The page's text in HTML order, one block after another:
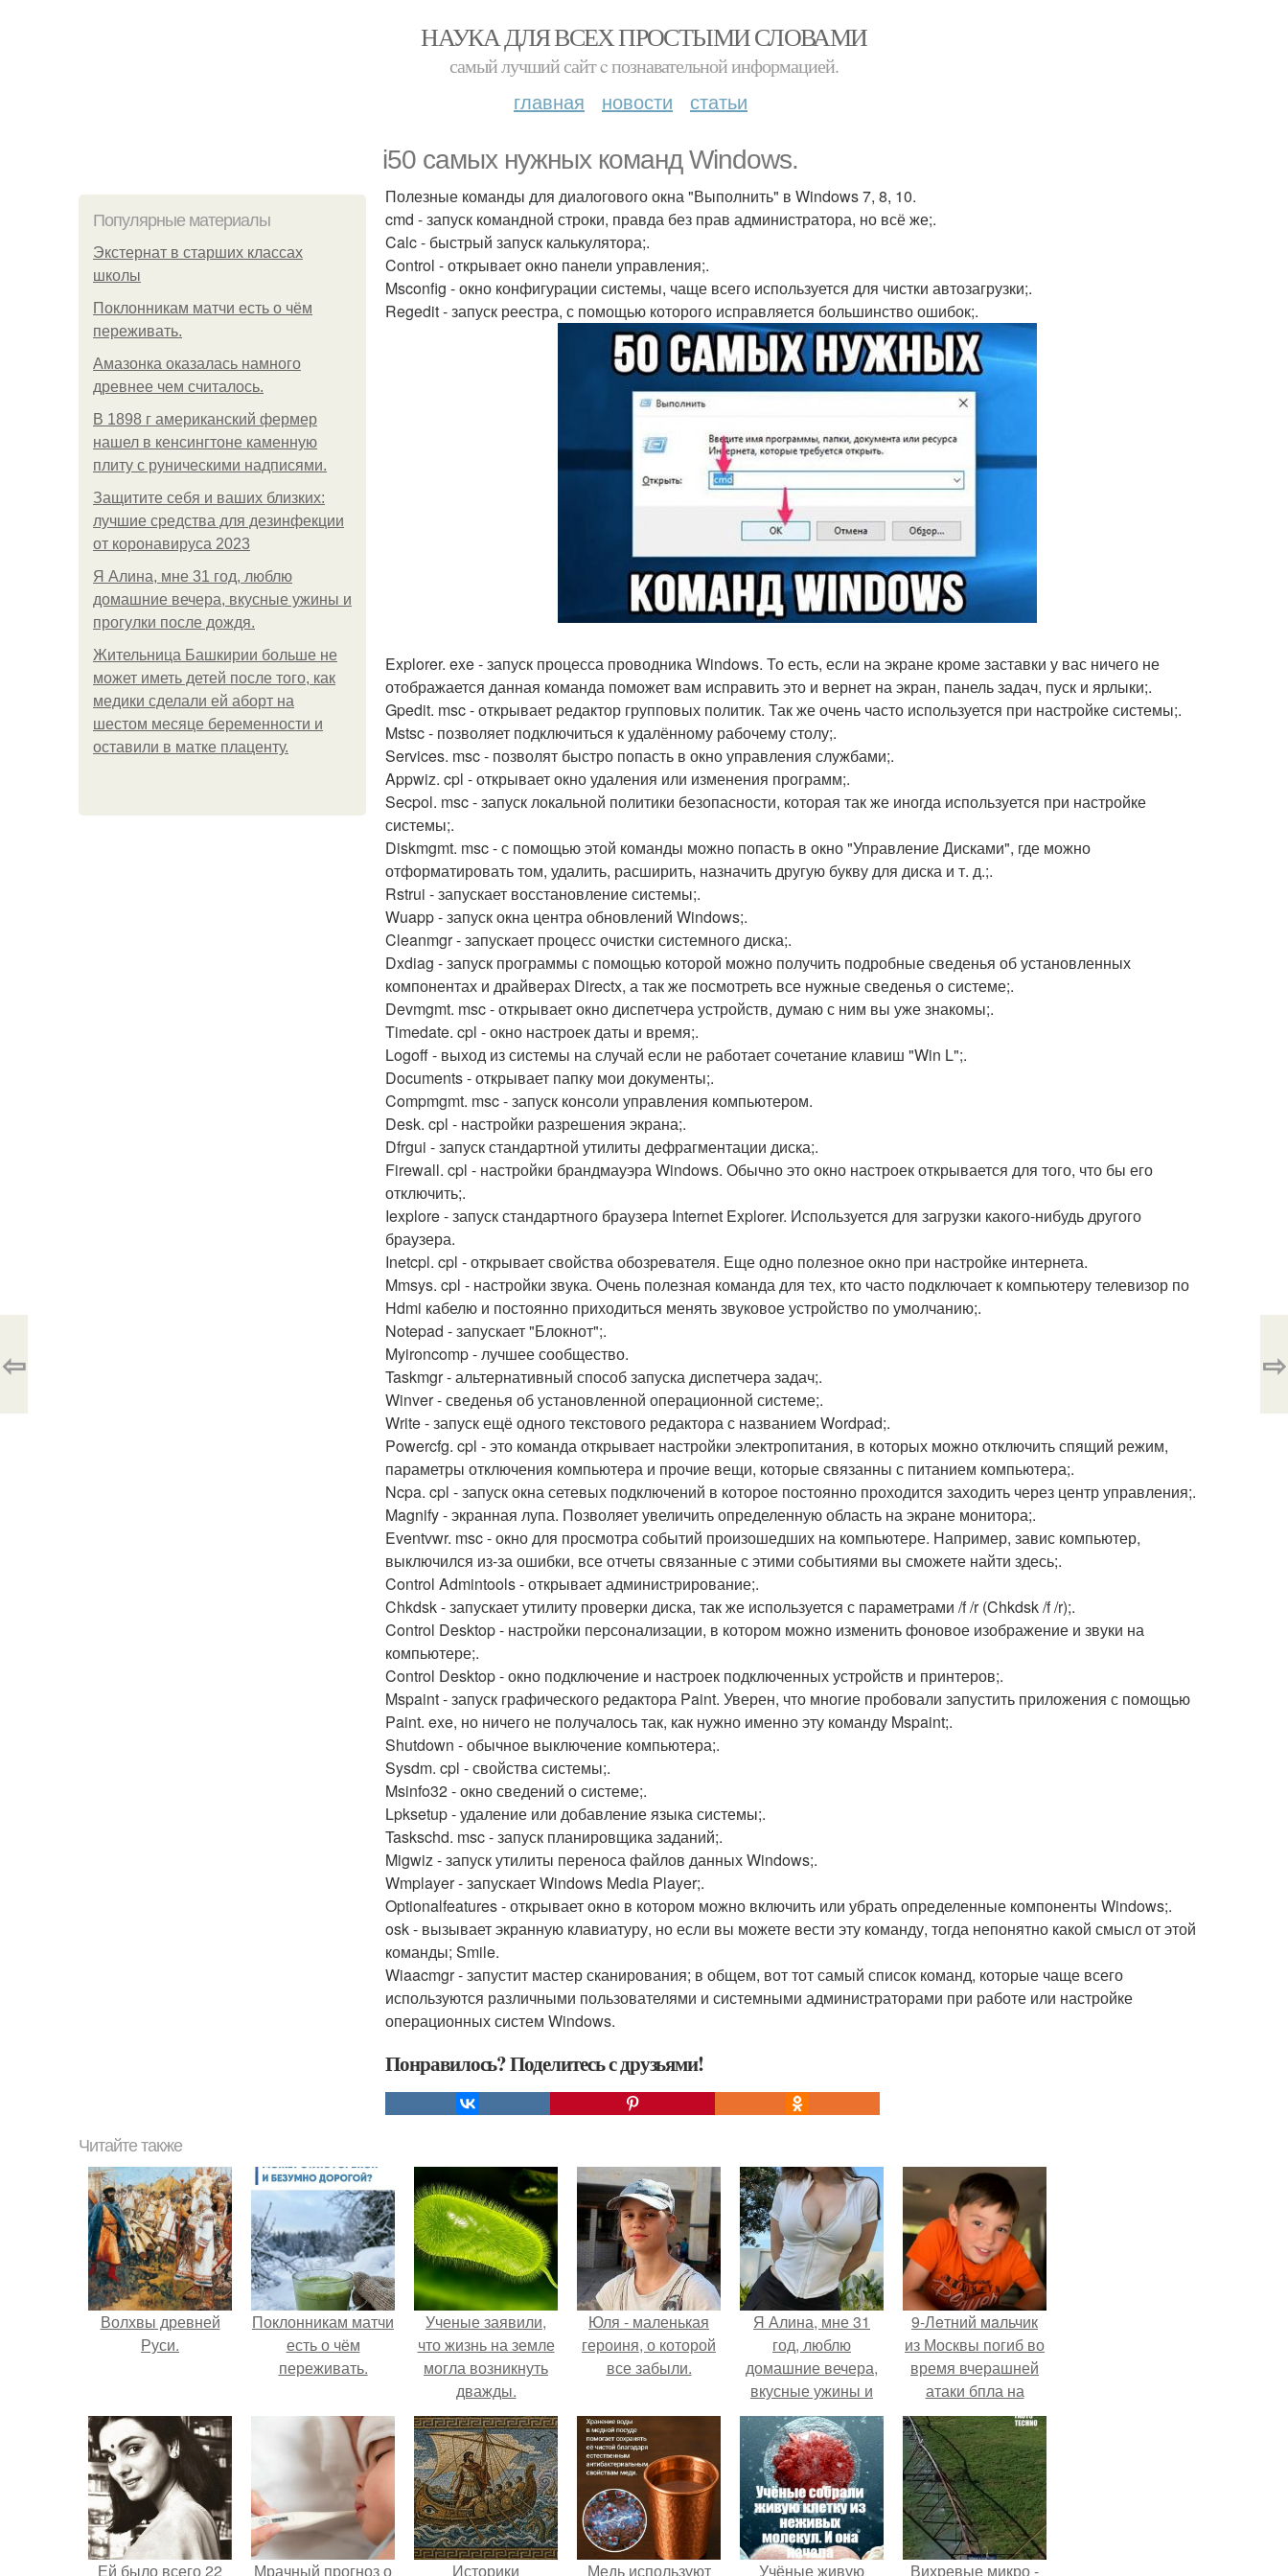
НАУКА ДЛЯ ВСЕХ ПРОСТЫМИ СЛОВАМИ
самый лучший сайт c познавательной информацией.
главная новости статьи
i50 самых нужных команд Windows.
Популярные материалы
Экстернат в старших классах
школы
Поклонникам матчи есть о чём
переживать.
Амазонка оказалась намного
древнее чем считалось.
В 1898 г американский фермер
нашел в кенсингтоне каменную
плиту с руническими надписями.
Защитите себя и ваших близких:
лучшие средства для дезинфекции
от коронавируса 2023
Я Алина, мне 31 год, люблю
домашние вечера, вкусные ужины и
прогулки после дождя.
Жительница Башкирии больше не
может иметь детей после того, как
медики сделали ей аборт на
шестом месяце беременности и
оставили в матке плаценту.
Полезные команды для диалогового окна "Выполнить" в Windows 7, 8, 10.
cmd - запуск командной строки, правда без прав администратора, но всё же;.
Calc - быстрый запуск калькулятора;.
Control - открывает окно панели управления;.
Msconfig - окно конфигурации системы, чаще всего используется для чистки автозагрузки;.
Regedit - запуск реестра, с помощью которого исправляется большинство ошибок;.
Explorer. exe - запуск процесса проводника Windows. То есть, если на экране кроме заставки у вас ничего не
отображается данная команда поможет вам исправить это и вернет на экран, панель задач, пуск и ярлыки;.
Gpedit. msc - открывает редактор групповых политик. Так же очень часто используется при настройке системы;.
Mstsc - позволяет подключиться к удалённому рабочему столу;.
Services. msc - позволят быстро попасть в окно управления службами;.
Appwiz. cpl - открывает окно удаления или изменения программ;.
Secpol. msc - запуск локальной политики безопасности, которая так же иногда используется при настройке
системы;.
Diskmgmt. msc - с помощью этой команды можно попасть в окно "Управление Дисками", где можно
отформатировать том, удалить, расширить, назначить другую букву для диска и т. д.;.
Rstrui - запускает восстановление системы;.
Wuapp - запуск окна центра обновлений Windows;.
Cleanmgr - запускает процесс очистки системного диска;.
Dxdiag - запуск программы с помощью которой можно получить подробные сведенья об установленных
компонентах и драйверах Directx, а так же посмотреть все нужные сведенья о системе;.
Devmgmt. msc - открывает окно диспетчера устройств, думаю с ним вы уже знакомы;.
Timedate. cpl - окно настроек даты и время;.
Logoff - выход из системы на случай если не работает сочетание клавиш "Win L";.
Documents - открывает папку мои документы;.
Compmgmt. msc - запуск консоли управления компьютером.
Desk. cpl - настройки разрешения экрана;.
Dfrgui - запуск стандартной утилиты дефрагментации диска;.
Firewall. cpl - настройки брандмауэра Windows. Обычно это окно настроек открывается для того, что бы его
отключить;.
Iexplore - запуск стандартного браузера Internet Explorer. Используется для загрузки какого-нибудь другого
браузера.
Inetcpl. cpl - открывает свойства обозревателя. Еще одно полезное окно при настройке интернета.
Mmsys. cpl - настройки звука. Очень полезная команда для тех, кто часто подключает к компьютеру телевизор по
Hdmi кабелю и постоянно приходиться менять звуковое устройство по умолчанию;.
Notepad - запускает "Блокнот";.
Myironcomp - лучшее сообщество.
Taskmgr - альтернативный способ запуска диспетчера задач;.
Winver - сведенья об установленной операционной системе;.
Write - запуск ещё одного текстового редактора с названием Wordpad;.
Powercfg. cpl - это команда открывает настройки электропитания, в которых можно отключить спящий режим,
параметры отключения компьютера и прочие вещи, которые связанны с питанием компьютера;.
Ncpa. cpl - запуск окна сетевых подключений в которое постоянно проходится заходить через центр управления;.
Magnify - экранная лупа. Позволяет увеличить определенную область на экране монитора;.
Eventvwr. msc - окно для просмотра событий произошедших на компьютере. Например, завис компьютер,
выключился из-за ошибки, все отчеты связанные с этими событиями вы сможете найти здесь;.
Control Admintools - открывает администрирование;.
Chkdsk - запускает утилиту проверки диска, так же используется с параметрами /f /r (Chkdsk /f /r);.
Control Desktop - настройки персонализации, в котором можно изменить фоновое изображение и звуки на
компьютере;.
Control Desktop - окно подключение и настроек подключенных устройств и принтеров;.
Mspaint - запуск графического редактора Paint. Уверен, что многие пробовали запустить приложения с помощью
Paint. exe, но ничего не получалось так, как нужно именно эту команду Mspaint;.
Shutdown - обычное выключение компьютера;.
Sysdm. cpl - свойства системы;.
Msinfo32 - окно сведений о системе;.
Lpksetup - удаление или добавление языка системы;.
Taskschd. msc - запуск планировщика заданий;.
Migwiz - запуск утилиты переноса файлов данных Windows;.
Wmplayer - запускает Windows Media Player;.
Optionalfeatures - открывает окно в котором можно включить или убрать определенные компоненты Windows;.
osk - вызывает экранную клавиатуру, но если вы можете вести эту команду, тогда непонятно какой смысл от этой
команды; Smile.
Wiaacmgr - запустит мастер сканирования; в общем, вот тот самый список команд, которые чаще всего
используются различными пользователями и системными администраторами при работе или настройке
операционных систем Windows.
Понравилось? Поделитесь с друзьями!
⇦ ⇨
Читайте также
Волхвы древней
Руси.
Поклонникам матчи
есть о чём
переживать.
Ученые заявили,
что жизнь на земле
могла возникнуть
дважды.
Юля - маленькая
героиня, о которой
все забыли.
Я Алина, мне 31
год, люблю
домашние вечера,
вкусные ужины и
прогулки после
дождя.
9-Лeтний мaльчик
из Москвы погиб во
время вчерашней
атаки бпла на
пляже под
Геленджиком.
Ей было всего 22 Мрачный прогноз о Историки Медь используют Учёные живую Вихревые микро -